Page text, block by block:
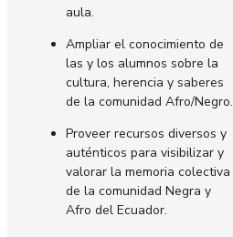
aula.
Ampliar el conocimiento de
las y los alumnos sobre la
cultura, herencia y saberes
de la comunidad Afro/Negro.
Proveer recursos diversos y
auténticos para visibilizar y
valorar la memoria colectiva
de la comunidad Negra y
Afro del Ecuador.